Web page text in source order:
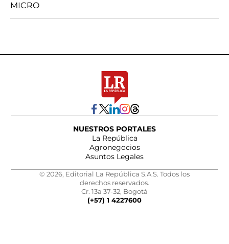
MICRO
NUESTROS PORTALES
La República
Agronegocios
Asuntos Legales
© 2026, Editorial La República S.A.S. Todos los
derechos reservados.
Cr. 13a 37-32, Bogotá
(+57) 1 4227600